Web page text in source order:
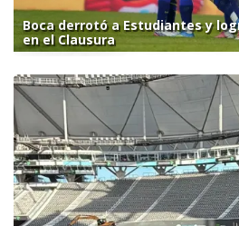
Boca derrotó a Estudiantes y
en el Clausura